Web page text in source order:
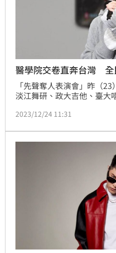
醫學院交卷直奔台灣 全
「先聲奪人表演會」昨（
淡江舞研、政大吉他、臺大
全民妹妹Gail壓軸演出，甜
從泰國直奔來台，這次也會
2023/12/24 11:31